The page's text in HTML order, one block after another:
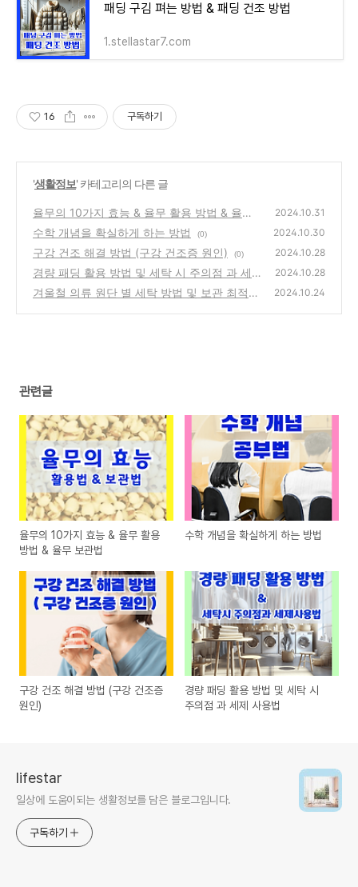
패딩 구김 펴는 방법 & 패딩 건조 방법
1.stellastar7.com
16 구독하기
'생활정보' 카테고리의 다른 글
율무의 10가지 효능 & 율무 활용 방법 & 율무
보관법
(0)
2024.10.31
수학 개념을 확실하게 하는 방법 (0) 2024.10.30
구강 건조 해결 방법 (구강 건조증 원인) (0) 2024.10.28
경량 패딩 활용 방법 및 세탁 시 주의점 과 세
제 사용법
(0)
2024.10.28
겨울철 의류 원단 별 세탁 방법 및 보관 최적
2024.10.24
관련글
율무의 10가지 효능 & 율무 활용
방법 & 율무 보관법
수학 개념을 확실하게 하는 방법
구강 건조 해결 방법 (구강 건조증
원인)
경량 패딩 활용 방법 및 세탁 시
주의점 과 세제 사용법
lifestar
일상에 도움이되는 생활정보를 담은 블로그입니다.
구독하기